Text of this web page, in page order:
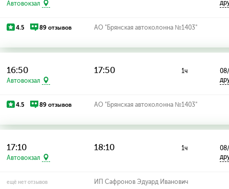
Автовокзал
4.5 89 отзывов АО "Брянская автоколонна №1403"
16:50
Автовокзал
17:50 1ч
4.5 89 отзывов АО "Брянская автоколонна №1403"
17:10
Автовокзал
18:10 1ч
ещё нет отзывов ИП Сафронов Эдуард Иванович